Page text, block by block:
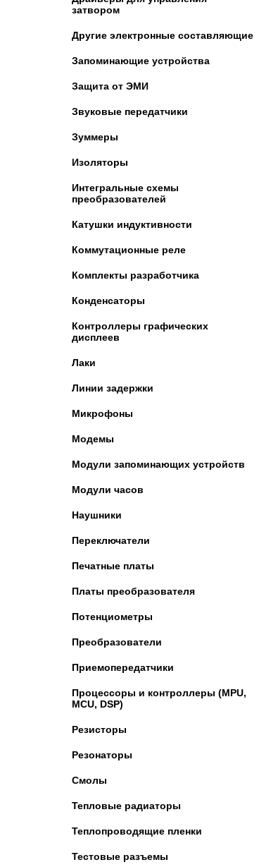
затвором
Другие электронные составляющие
Запоминающие устройства
Защита от ЭМИ
Звуковые передатчики
Зуммеры
Изоляторы
Интегральные схемы
преобразователей
Катушки индуктивности
Коммутационные реле
Комплекты разработчика
Конденсаторы
Контроллеры графических
дисплеев
Лаки
Линии задержки
Микрофоны
Модемы
Модули запоминающих устройств
Модули часов
Наушники
Переключатели
Печатные платы
Платы преобразователя
Потенциометры
Преобразователи
Приемопередатчики
Процессоры и контроллеры (MPU,
MCU, DSP)
Резисторы
Резонаторы
Смолы
Тепловые радиаторы
Теплопроводящие пленки
Тестовые разъемы